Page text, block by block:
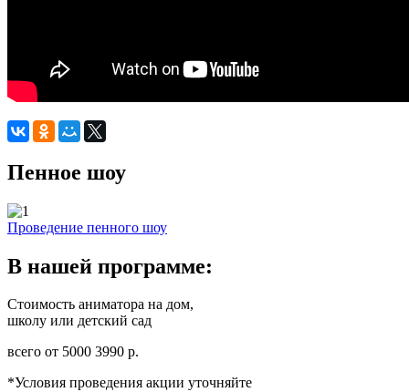
Пенное шоу
Проведение пенного шоу
В нашей программе:
Стоимость аниматора на дом,
школу или детский сад
всего от 5000 3990 р.
*Условия проведения акции уточняйте